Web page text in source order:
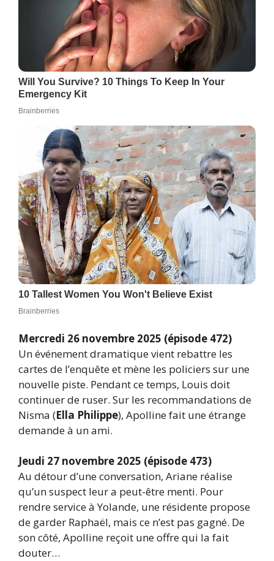
Mercredi 26 novembre 2025 (épisode 472)
Un événement dramatique vient rebattre les
cartes de l’enquête et mène les policiers sur une
nouvelle piste. Pendant ce temps, Louis doit
continuer de ruser. Sur les recommandations de
Nisma (Ella Philippe), Apolline fait une étrange
demande à un ami.
Jeudi 27 novembre 2025 (épisode 473)
Au détour d’une conversation, Ariane réalise
qu’un suspect leur a peut-être menti. Pour
rendre service à Yolande, une résidente propose
de garder Raphaël, mais ce n’est pas gagné. De
son côté, Apolline reçoit une offre qui la fait
douter…